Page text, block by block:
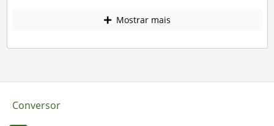
Mostrar mais
Conversor